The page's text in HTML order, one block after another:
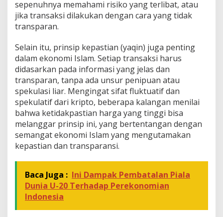
sepenuhnya memahami risiko yang terlibat, atau
jika transaksi dilakukan dengan cara yang tidak
transparan.
Selain itu, prinsip kepastian (yaqin) juga penting
dalam ekonomi Islam. Setiap transaksi harus
didasarkan pada informasi yang jelas dan
transparan, tanpa ada unsur penipuan atau
spekulasi liar. Mengingat sifat fluktuatif dan
spekulatif dari kripto, beberapa kalangan menilai
bahwa ketidakpastian harga yang tinggi bisa
melanggar prinsip ini, yang bertentangan dengan
semangat ekonomi Islam yang mengutamakan
kepastian dan transparansi.
Baca Juga : Ini Dampak Pembatalan Piala
Dunia U-20 Terhadap Perekonomian
Indonesia